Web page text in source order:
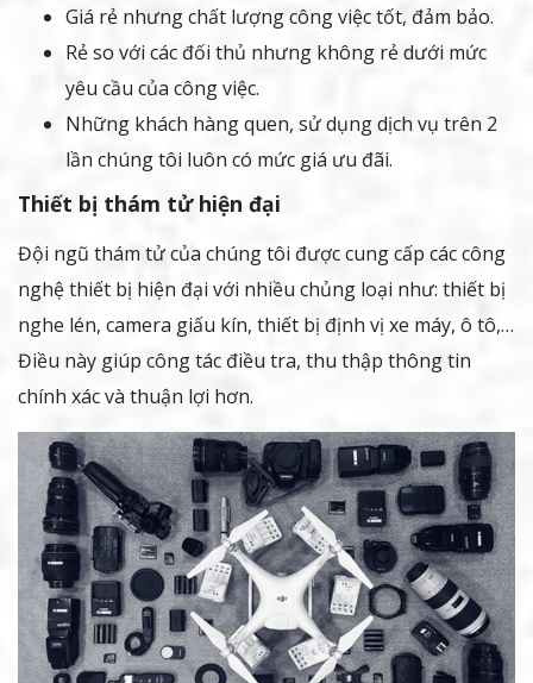
Giá rẻ nhưng chất lượng công việc tốt, đảm bảo.
Rẻ so với các đối thủ nhưng không rẻ dưới mức
yêu cầu của công việc.
Những khách hàng quen, sử dụng dịch vụ trên 2
lần chúng tôi luôn có mức giá ưu đãi.
Thiết bị thám tử hiện đại
Đội ngũ thám tử của chúng tôi được cung cấp các công
nghệ thiết bị hiện đại với nhiều chủng loại như: thiết bị
nghe lén, camera giấu kín, thiết bị định vị xe máy, ô tô,…
Điều này giúp công tác điều tra, thu thập thông tin
chính xác và thuận lợi hơn.